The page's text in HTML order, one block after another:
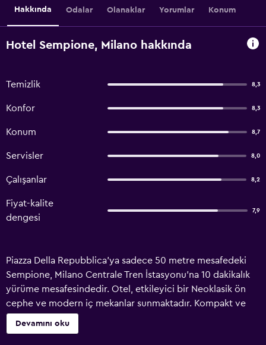
Hakkında Odalar Olanaklar Yorumlar Konum
Hotel Sempione, Milano hakkında
Temizlik 8,3
Konfor 8,3
Konum 8,7
Servisler 8,0
Çalışanlar 8,2
Fiyat-kalite
dengesi
7,9
Piazza Della Repubblica'ya sadece 50 metre mesafedeki
Sempione, Milano Centrale Tren İstasyonu'na 10 dakikalık
yürüme mesafesindedir. Otel, etkileyici bir Neoklasik ön
cephe ve modern iç mekanlar sunmaktadır. Kompakt ve
işlevsel odalar, karo kaplı zeminlere sahip olup şık
mobilyalarla döşenmiştir. Her odada uydu TV yer alır.
Devamını oku